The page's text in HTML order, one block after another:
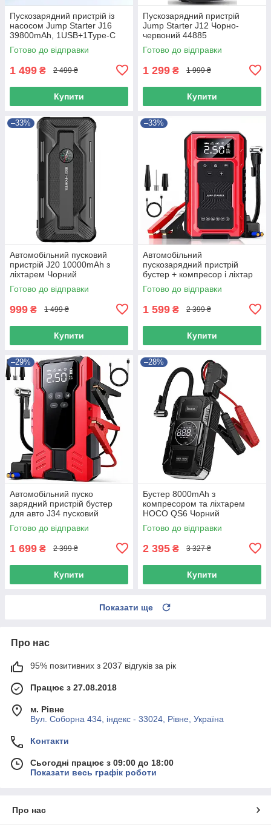
Пускозарядний пристрій із
насосом Jump Starter J16
39800mAh, 1USB+1Type-C
Чорно-червоний 49636
Готово до відправки
1 499 ₴ 2 499 ₴
Купити
Пускозарядний пристрій
Jump Starter J12 Чорно-
червоний 44885
Готово до відправки
1 299 ₴ 1 999 ₴
Купити
–33%
Автомобільний пусковий
пристрій J20 10000mAh з
ліхтарем Чорний
Готово до відправки
999 ₴ 1 499 ₴
Купити
–33%
Автомобільний
пускозарядний пристрій
бустер + компресор і ліхтар
J36 39800mAh Червоний
Готово до відправки
1 599 ₴ 2 399 ₴
Купити
–29%
Автомобільний пуско
зарядний пристрій бустер
для авто J34 пусковий
пристрій Червоний
Готово до відправки
1 699 ₴ 2 399 ₴
Купити
–28%
Бустер 8000mAh з
компресором та ліхтарем
HOCO QS6 Чорний
Готово до відправки
2 395 ₴ 3 327 ₴
Купити
Показати ще
Про нас
95% позитивних з 2037 відгуків за рік
Працює з 27.08.2018
м. Рівне
Вул. Соборна 434, індекс - 33024, Рівне, Україна
Контакти
Сьогодні працює з 09:00 до 18:00
Показати весь графік роботи
Про нас